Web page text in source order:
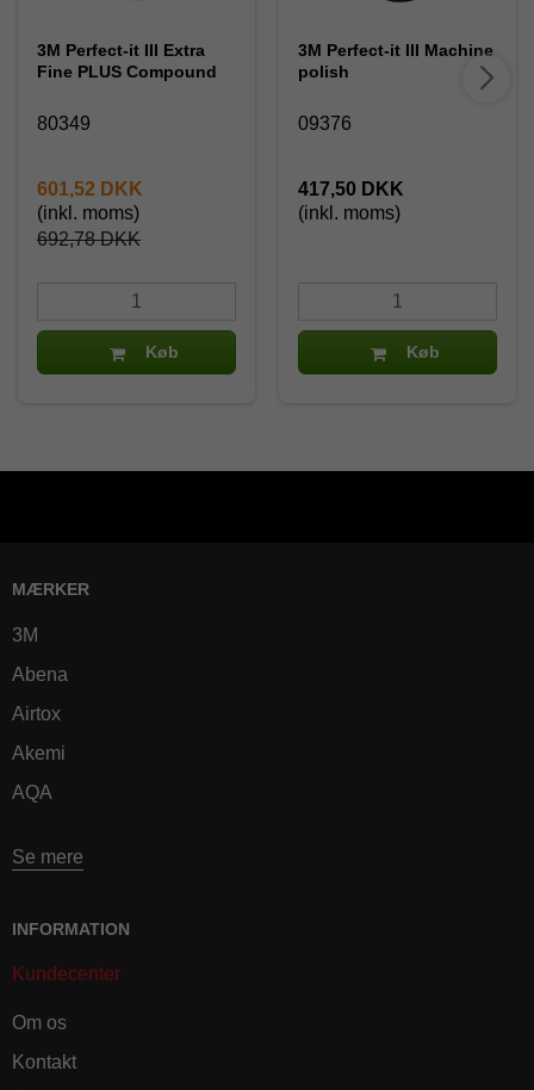
3M Perfect-it III Extra
Fine PLUS Compound
80349
692,78 DKK
601,52 DKK
(inkl. moms)
Køb
3M Perfect-it III Machine
polish
09376
417,50 DKK
(inkl. moms)
Køb
MÆRKER
3M
Abena
Airtox
Akemi
AQA
Se mere
INFORMATION
Kundecenter
Om os
Kontakt